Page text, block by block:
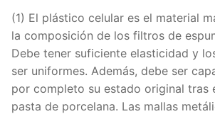
(1) El plástico celular es el material
la composición de los filtros de
Debe tener suficiente elasticidad y
ser uniformes. Además, debe ser
por completo su estado original tras
pasta de porcelana. Las mallas